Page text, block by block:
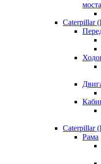
Caterpillar
Caterpillar
Рама